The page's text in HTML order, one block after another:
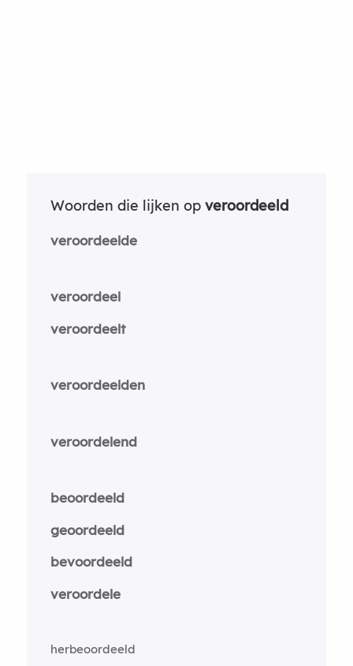
Woorden die lijken op veroordeeld
veroordeelde
veroordeel
veroordeelt
veroordeelden
veroordelend
beoordeeld
geoordeeld
bevoordeeld
veroordele
herbeoordeeld